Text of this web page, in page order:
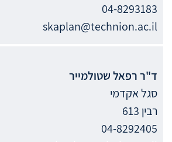
04-8293183
skaplan@technion.ac.il
ד"ררפאלשטולמייר
סגל אקדמי
רבין 613
04-8292405